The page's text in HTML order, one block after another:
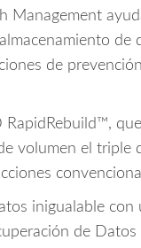
Management
de
de
RapidRebuild™,
volumen el triple
inigualable con
de Datos